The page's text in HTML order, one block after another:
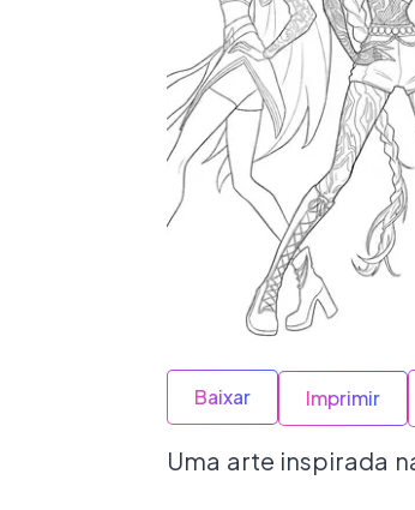
Baixar Imprimir
Uma arte inspirada